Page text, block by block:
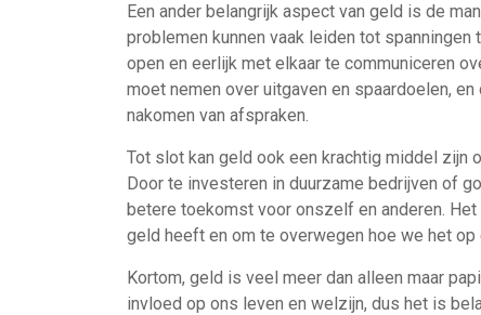
Een ander belangrijk aspect van geld is de
problemen kunnen vaak leiden tot
open en eerlijk met elkaar te communiceren
moet nemen over uitgaven en spaardoelen,
nakomen van afspraken.
Tot slot kan geld ook een krachtig middel zijn
Door te investeren in duurzame bedrijven of
betere toekomst voor onszelf en anderen.
geld heeft en om te overwegen hoe we het
Kortom, geld is veel meer dan alleen maar
invloed op ons leven en welzijn, dus het is